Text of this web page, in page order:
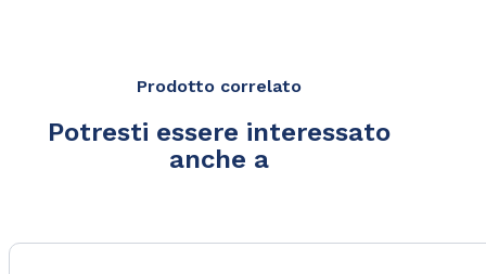
Prodotto correlato
Potresti essere interessato
anche a